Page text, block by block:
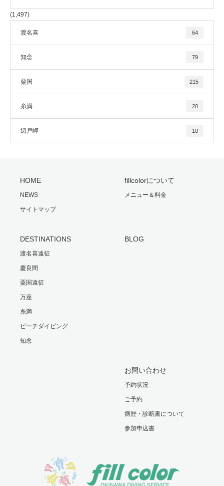
(1,497)
渡名喜 64
知念 79
粟国 215
糸満 20
辺戸岬 10
HOME
NEWS
サイトマップ
fillcolorについて
メニュー＆料金
DESTINATIONS
渡名喜遠征
慶良間
粟国遠征
万座
糸満
ビーチダイビング
知念
BLOG
お問い合わせ
予約状況
ご予約
病歴・診断書について
参加申込書